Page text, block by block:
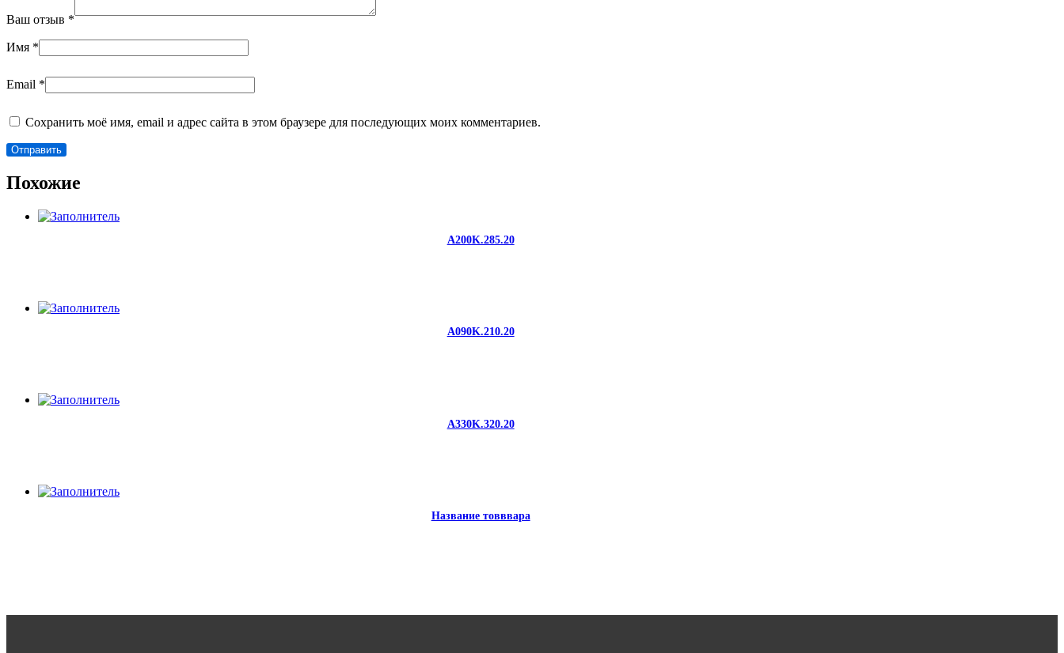
Ваш отзыв *
Имя *
Email *
Сохранить моё имя, email и адрес сайта в этом браузере для последующих моих комментариев.
Похожие
A200K.285.20
A090K.210.20
A330K.320.20
Название товввара